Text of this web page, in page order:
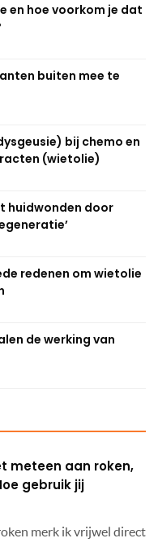
en hoe voorkom je dat
buiten mee te
bij chemo en
(wietolie)
huidwonden door
redenen om wietolie
de werking van
meteen aan roken,
gebruik jij
merk ik vrijwel direct